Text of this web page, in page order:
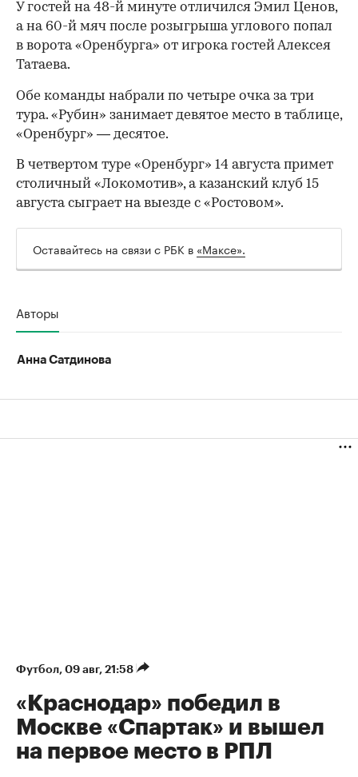
У гостей на 48-й минуте отличился Эмил Ценов,
а на 60-й мяч после розыгрыша углового попал
в ворота «Оренбурга» от игрока гостей Алексея
Татаева.
00:00 / 00:00
Обе команды набрали по четыре очка за три
тура. «Рубин» занимает девятое место в таблице,
«Оренбург» — десятое.
В четвертом туре «Оренбург» 14 августа примет
столичный «Локомотив», а казанский клуб 15
августа сыграет на выезде с «Ростовом».
Оставайтесь на связи с РБК в «Максе».
Авторы
Анна Сатдинова
Футбол 09 авг, 21:58
«Краснодар» победил в
Москве «Спартак» и вышел
на первое место в РПЛ